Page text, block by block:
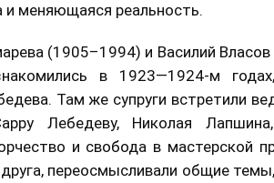
и меняющаяся реальность.
(1905–1994) и Василий
в 1923—1924-м
Там же супруги встретили
Лебедеву, Николая
и свобода в мастерской
друга, переосмысливали общие